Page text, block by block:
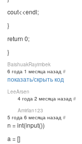
cout<<endl;
}
return 0;
}
BaishuakRayimbek
6 года 1 месяца назад #
показать/скрыть код
LeeArsen
4 года 2 месяца назад #
Amirlan123
5 года 6 месяца назад #
n = int(input())
a = []